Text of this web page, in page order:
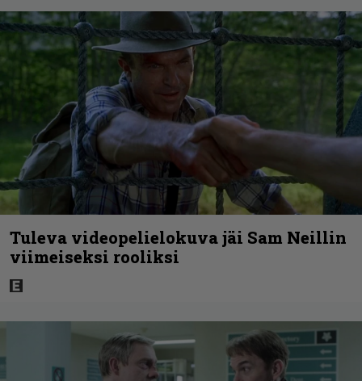
Tuleva videopelielokuva jäi Sam Neillin
viimeiseksi rooliksi